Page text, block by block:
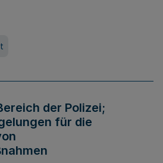
der Polizei;
für die